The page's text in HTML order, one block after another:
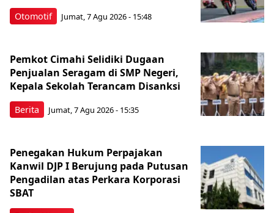
Otomotif Jumat, 7 Agu 2026 - 15:48
Berita
Pemkot Cimahi Selidiki Dugaan
Penjualan Seragam di SMP Negeri,
Kepala Sekolah Terancam Disanksi
Jumat, 7 Agu 2026 - 15:35
Penegakan Hukum Perpajakan
Kanwil DJP I Berujung pada Putusan
Pengadilan atas Perkara Korporasi
SBAT